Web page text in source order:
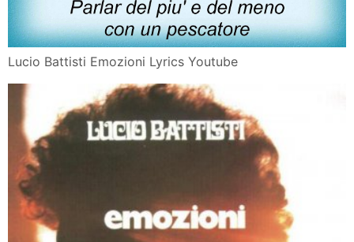
Lucio Battisti Emozioni Lyrics Youtube